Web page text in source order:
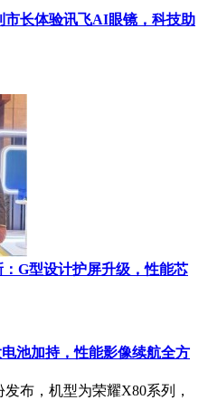
市长体验讯飞AI眼镜，科技助
G型设计护屏升级，性能芯
池加持，性能影像续航全方
布，机型为荣耀X80系列，